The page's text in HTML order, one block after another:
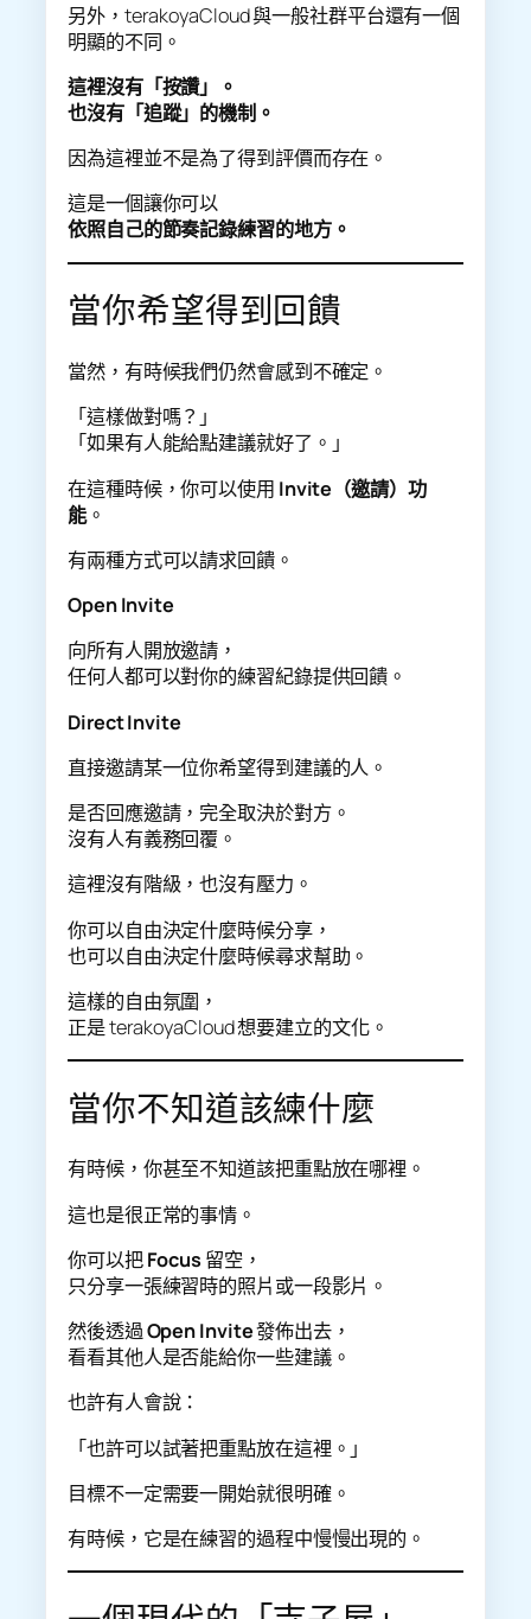
另外，terakoyaCloud 與一般社群平台還有一個
明顯的不同。
這裡沒有「按讚」。
也沒有「追蹤」的機制。
因為這裡並不是為了得到評價而存在。
這是一個讓你可以
依照自己的節奏記錄練習的地方。
當你希望得到回饋
當然，有時候我們仍然會感到不確定。
「這樣做對嗎？」
「如果有人能給點建議就好了。」
在這種時候，你可以使用 Invite（邀請）功
能。
有兩種方式可以請求回饋。
Open Invite
向所有人開放邀請，
任何人都可以對你的練習紀錄提供回饋。
Direct Invite
直接邀請某一位你希望得到建議的人。
是否回應邀請，完全取決於對方。
沒有人有義務回覆。
這裡沒有階級，也沒有壓力。
你可以自由決定什麼時候分享，
也可以自由決定什麼時候尋求幫助。
這樣的自由氛圍，
正是 terakoyaCloud 想要建立的文化。
當你不知道該練什麼
有時候，你甚至不知道該把重點放在哪裡。
這也是很正常的事情。
你可以把Focus 留空，
只分享一張練習時的照片或一段影片。
然後透過Open Invite發佈出去，
看看其他人是否能給你一些建議。
也許有人會說：
「也許可以試著把重點放在這裡。」
目標不一定需要一開始就很明確。
有時候，它是在練習的過程中慢慢出現的。